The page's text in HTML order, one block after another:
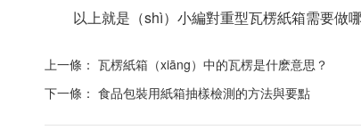
以上就是（shì）小編對重型瓦楞紙箱需要做哪
上一條： 瓦楞紙箱（xiāng）中的瓦楞是什麽意思？
下一條： 食品包裝用紙箱抽樣檢測的方法與要點